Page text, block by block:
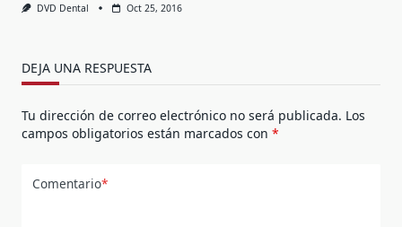
DVD Dental Oct 25, 2016
DEJA UNA RESPUESTA
Tu dirección de correo electrónico no será publicada. Los
campos obligatorios están marcados con *
Comentario*